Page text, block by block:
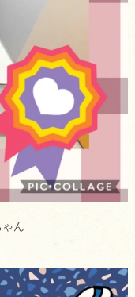
ん